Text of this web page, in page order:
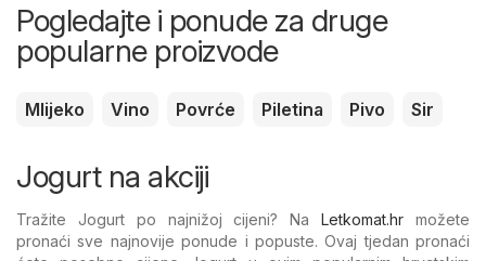
Pogledajte i ponude za druge
popularne proizvode
Mlijeko Vino Povrće Piletina Pivo Sir
Jogurt na akciji
Tražite Jogurt po najnižoj cijeni? NaLetkomat.hr možete
pronaći sve najnovije ponude i popuste. Ovaj tjedan pronaći